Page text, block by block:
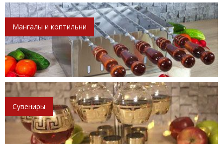
Мангалы и коптильни
Сувениры